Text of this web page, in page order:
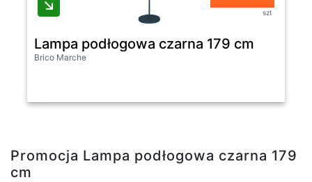
szt
Lampa podłogowa czarna 179 cm
Brico Marche
Promocja Lampa podłogowa czarna 179
cm